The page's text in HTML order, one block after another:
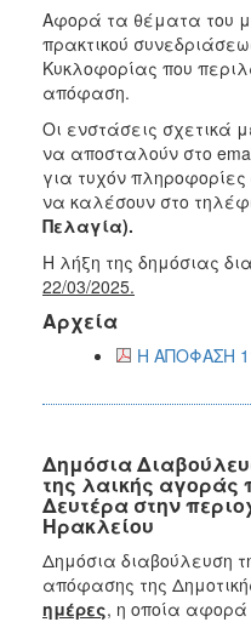
Αφορά τα θέματα του
πρακτικού
Κυκλοφορίας που
απόφαση.
Οι ενστάσεις σχετικά
να αποσταλούν στο
για τυχόν
να καλέσουν στο
Πελαγία).
Η λήξη της δημόσιας
22/03/2025.
Αρχεία
Η ΑΠΟΦΑΣΗ
Δημόσια
της λαικής αγοράς
Δευτέρα στην
Ηρακλείου
Δημόσια διαβούλευση
απόφασης της
ημέρες, η οποία αφορά